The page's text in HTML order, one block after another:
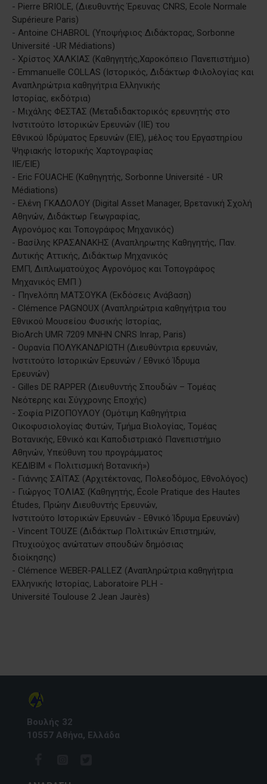
- Pierre BRIOLE, (Διευθυντής Έρευνας CNRS, Ecole Normale
Supérieure Paris)
- Antoine CHABROL (Υποψήφιος Διδάκτορας, Sorbonne
Université -UR Médiations)
- Χρίστος ΧΑΛΚΙΑΣ (Καθηγητής,Χαροκόπειο Πανεπιστήμιο)
- Emmanuelle COLLAS (Ιστορικός, Διδάκτωρ Φιλολογίας και
Αναπληρώτρια καθηγήτρια Ελληνικής
Ιστορίας, εκδότρια)
- Μιχάλης ΦΕΣΤΑΣ (Μεταδιδακτορικός ερευνητής στο
Ινστιτούτο Ιστορικών Ερευνών (ΙΙΕ) του
Εθνικού Ιδρύματος Ερευνών (EIE), μέλος του Εργαστηρίου
Ψηφιακής Ιστορικής Χαρτογραφίας
ΙΙΕ/ΕΙΕ)
- Eric FOUACHE (Καθηγητής, Sorbonne Université - UR
Médiations)
- Ελένη ΓΚΑΔΟΛΟΥ (Digital Asset Manager, Βρετανική Σχολή
Αθηνών, Διδάκτωρ Γεωγραφίας,
Αγρονόμος και Τοπογράφος Μηχανικός)
- Βασίλης ΚΡΑΣΑΝΑΚΗΣ (Αναπληρωτης Καθηγητής, Παν.
Δυτικής Αττικής, Διδάκτωρ Μηχανικός
ΕΜΠ, Διπλωματούχος Αγρονόμος και Τοπογράφος
Μηχανικός ΕΜΠ )
- Πηνελόπη ΜΑΤΣΟΥΚΑ (Εκδόσεις Ανάβαση)
- Clémence PAGNOUX (Αναπληρώτρια καθηγήτρια του
Εθνικού Μουσείου Φυσικής Ιστορίας,
BioArch UMR 7209 MNHN CNRS Inrap, Paris)
- Ουρανία ΠΟΛΥΚΑΝΔΡΙΩΤΗ (Διευθύντρια ερευνών,
Ινστιτούτο Ιστορικών Ερευνών / Εθνικό Ίδρυμα
Ερευνών)
- Gilles DE RAPPER (Διευθυντής Σπουδών – Τομέας
Νεότερης και Σύγχρονης Εποχής)
- Σοφία ΡΙΖΟΠΟΥΛΟΥ (Ομότιμη Καθηγήτρια
Οικοφυσιολογίας Φυτών, Τμήμα Βιολογίας, Τομέας
Βοτανικής, Εθνικό και Καποδιστριακό Πανεπιστήμιο
Αθηνών, Υπεύθυνη του προγράμματος
ΚΕΔΙΒΙΜ « Πολιτισμική Βοτανική»)
- Γιάννης ΣΑΪΤΑΣ (Αρχιτέκτονας, Πολεοδόμος, Εθνολόγος)
- Γιώργος ΤΟΛΙΑΣ (Καθηγητής, École Pratique des Hautes
Études, Πρώην Διευθυντής Ερευνών,
Ινστιτούτο Ιστορικών Ερευνών - Εθνικό Ίδρυμα Ερευνών)
- Vincent TOUZE (Διδάκτωρ Πολιτικών Επιστημών,
Πτυχιούχος ανώτατων σπουδών δημόσιας
διοίκησης)
- Clémence WEBER-PALLEZ (Αναπληρώτρια καθηγήτρια
Ελληνικής Ιστορίας, Laboratoire PLH -
Université Toulouse 2 Jean Jaurès)
Βουλής 32
10557 Αθήνα, Ελλάδα